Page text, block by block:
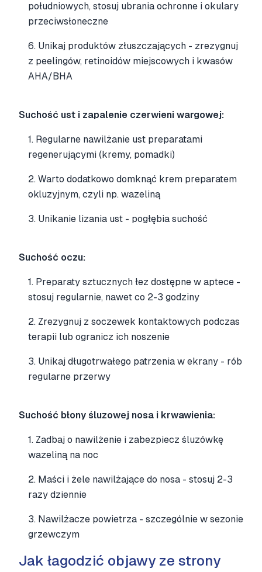
południowych, stosuj ubrania ochronne i okulary
przeciwsłoneczne
6. Unikaj produktów złuszczających - zrezygnuj
z peelingów, retinoidów miejscowych i kwasów
AHA/BHA
Suchość ust i zapalenie czerwieni wargowej:
1. Regularne nawilżanie ust preparatami
regenerującymi (kremy, pomadki)
2. Warto dodatkowo domknąć krem preparatem
okluzyjnym, czyli np. wazeliną
3. Unikanie lizania ust - pogłębia suchość
Suchość oczu:
1. Preparaty sztucznych łez dostępne w aptece -
stosuj regularnie, nawet co 2-3 godziny
2. Zrezygnuj z soczewek kontaktowych podczas
terapii lub ogranicz ich noszenie
3. Unikaj długotrwałego patrzenia w ekrany - rób
regularne przerwy
Suchość błony śluzowej nosa i krwawienia:
1. Zadbaj o nawilżenie i zabezpiecz śluzówkę
wazeliną na noc
2. Maści i żele nawilżające do nosa - stosuj 2-3
razy dziennie
3. Nawilżacze powietrza - szczególnie w sezonie
grzewczym
Jak łagodzić objawy ze strony